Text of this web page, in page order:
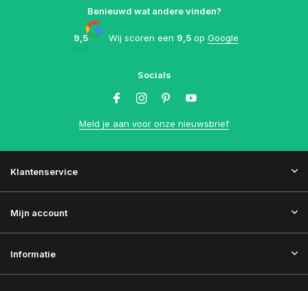
Benieuwd wat andere vinden?
9,5 Wij scoren een 9,5 op Google
Socials
Meld je aan voor onze nieuwsbrief
Klantenservice
Mijn account
Informatie